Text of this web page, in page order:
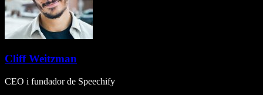
Cliff Weitzman
CEO i fundador de Speechify